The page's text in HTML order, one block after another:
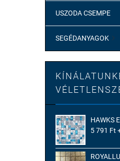
USZODA CSEMPE
SEGÉDANYAGOK 
HAWKS
5 791 Ft